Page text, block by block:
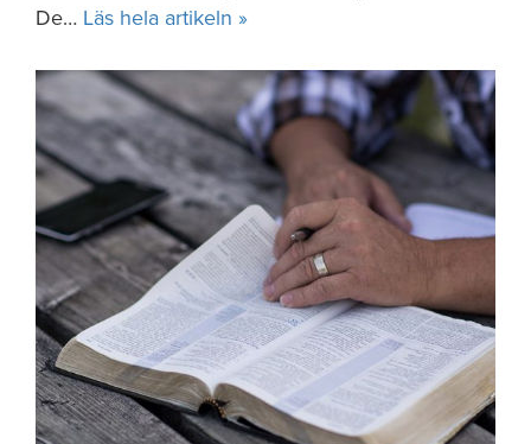
De… Läs hela artikeln »